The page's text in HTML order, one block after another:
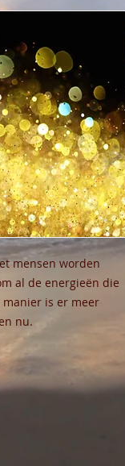
mensen worden
al de energieën die
is er meer
nu.